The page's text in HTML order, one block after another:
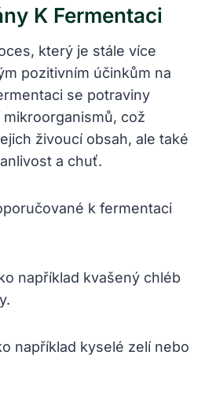
K Fermentaci
který je stále více
pozitivním účinkům na
se potraviny
což
živoucí obsah, ale také
a chuť.
k fermentaci
například kvašený chléb
například kyselé zelí nebo